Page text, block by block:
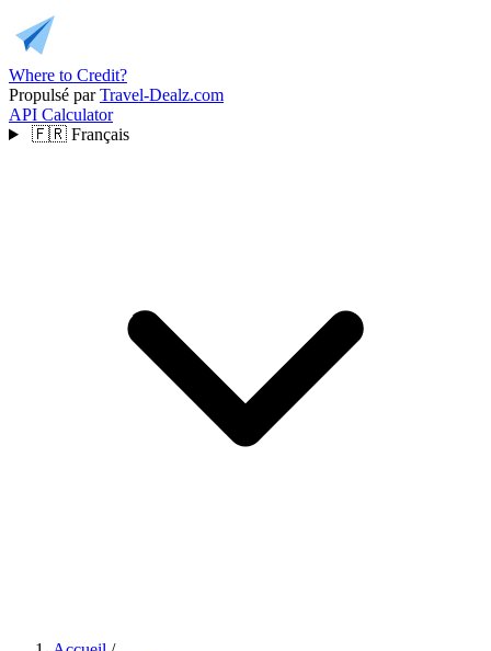
Where to Credit?
Propulsé par Travel-Dealz.com
API Calculator
🇫🇷 Français